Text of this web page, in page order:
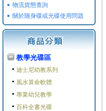
物流貨態查詢
關於随身碟或光碟使用問題
教學光碟區
迪士尼幼教系列
風水算命軟體
專業幼兒教學
百科全書光碟